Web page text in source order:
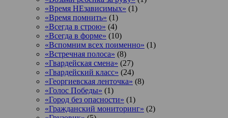
«Время НЕзависимых» (1)
«Время помнить» (1)
«Всегда в строю» (4)
«Всегда в форме» (10)
«Вспомним всех поименно» (1)
«Встречная полоса» (8)
«Гвардейская смена» (27)
«Гвардейский класс» (24)
«Георгиевская ленточка» (8)
«Голос Победы» (1)
«Город без опасности» (1)
«Гражданский мониторинг» (2)